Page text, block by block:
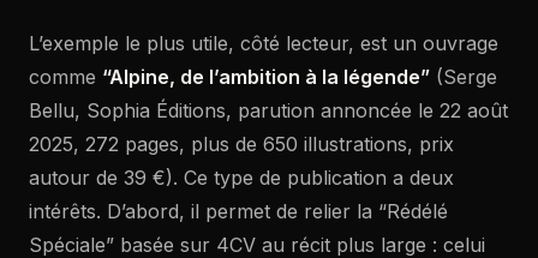
L’exemple le plus utile, côté lecteur, est un ouvrage
comme “Alpine, de l’ambition à la légende” (Serge
Bellu, Sophia Éditions, parution annoncée le 22 août
2025, 272 pages, plus de 650 illustrations, prix
autour de 39 €). Ce type de publication a deux
intérêts. D’abord, il permet de relier la “Rédélé
Spéciale” basée sur 4CV au récit plus large : celui